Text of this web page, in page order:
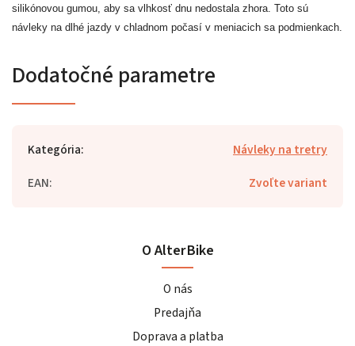
silikónovou gumou, aby sa vlhkosť dnu nedostala zhora. Toto sú
návleky na dlhé jazdy v chladnom počasí v meniacich sa podmienkach.
Dodatočné parametre
Kategória:
Návleky na tretry
EAN: Zvoľte variant
O AlterBike
O nás
Predajňa
Doprava a platba